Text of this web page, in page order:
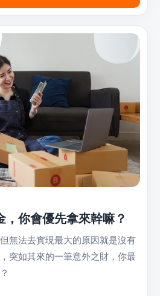
，你會優先拿來幹嘛？
無法去實現最大的原因就是沒有
突如其來的一筆意外之財，你最